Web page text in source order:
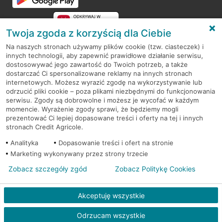
RODO
Regulamin serwisu
Mapa serwisu
PolitykaCookies
© 2026 Credit Agricole Bank Polska S.A. Wszelkie prawa zastrzeżone
Twoja zgoda z korzyścią dla Ciebie
Na naszych stronach używamy plików cookie (tzw. ciasteczek) i
innych technologii, aby zapewnić prawidłowe działanie serwisu,
dostosowywać jego zawartość do Twoich potrzeb, a także
dostarczać Ci spersonalizowane reklamy na innych stronach
internetowych. Możesz wyrazić zgodę na wykorzystywanie lub
odrzucić pliki cookie – poza plikami niezbędnymi do funkcjonowania
serwisu. Zgody są dobrowolne i możesz je wycofać w każdym
momencie. Wyrażenie zgody sprawi, że będziemy mogli
prezentować Ci lepiej dopasowane treści i oferty na tej i innych
stronach Credit Agricole.
Analityka
Dopasowanie treści i ofert na stronie
Marketing wykonywany przez strony trzecie
Akceptuję wszystkie
Odrzucam wszystkie
Zobacz szczegóły zgód Zobacz Politykę Cookies